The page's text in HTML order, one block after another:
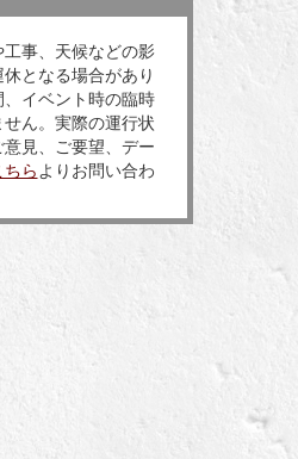
工事、天候などの影
となる場合があり
イベント時の臨時
ん。実際の運行状
見、ご要望、デー
ちら よりお問い合わ